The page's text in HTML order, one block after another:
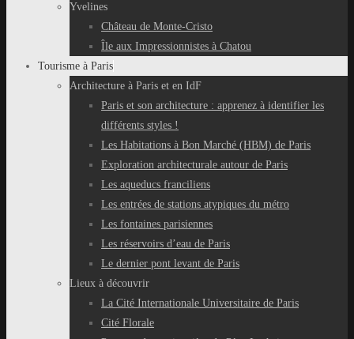
Yvelines
Château de Monte-Cristo
Île aux Impressionnistes à Chatou
Tourisme à Paris
Architecture à Paris et en IdF
Paris et son architecture : apprenez à identifier les
différents styles !
Les Habitations à Bon Marché (HBM) de Paris
Exploration architecturale autour de Paris
Les aqueducs franciliens
Les entrées de stations atypiques du métro
Les fontaines parisiennes
Les réservoirs d’eau de Paris
Le dernier pont levant de Paris
Lieux à découvrir
La Cité Internationale Universitaire de Paris
Cité Florale